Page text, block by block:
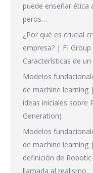
puede enseñar ética
peros…
¿Por qué es crucial
empresa? | FI Group
Características de
Modelos
de machine learning
ideas iniciales sobre
Generation)
Modelos
de machine learning
definición de
llamada al realismo